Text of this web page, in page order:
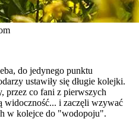
do jedynego punktu
ustawiły się długie kolejki.
przez co fani z pierwszych
widoczność... i zaczęli wzywać
w kolejce do "wodopoju".